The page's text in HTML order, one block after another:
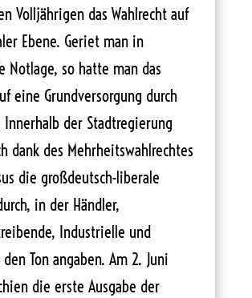
Volljährigen das Wahlrecht auf
Ebene. Geriet man in
Notlage, so hatte man das
eine Grundversorgung durch
Innerhalb der Stadtregierung
dank des Mehrheitswahlrechtes
die großdeutsch-liberale
in der Händler,
Industrielle und
Ton angaben. Am 2. Juni
die erste Ausgabe der